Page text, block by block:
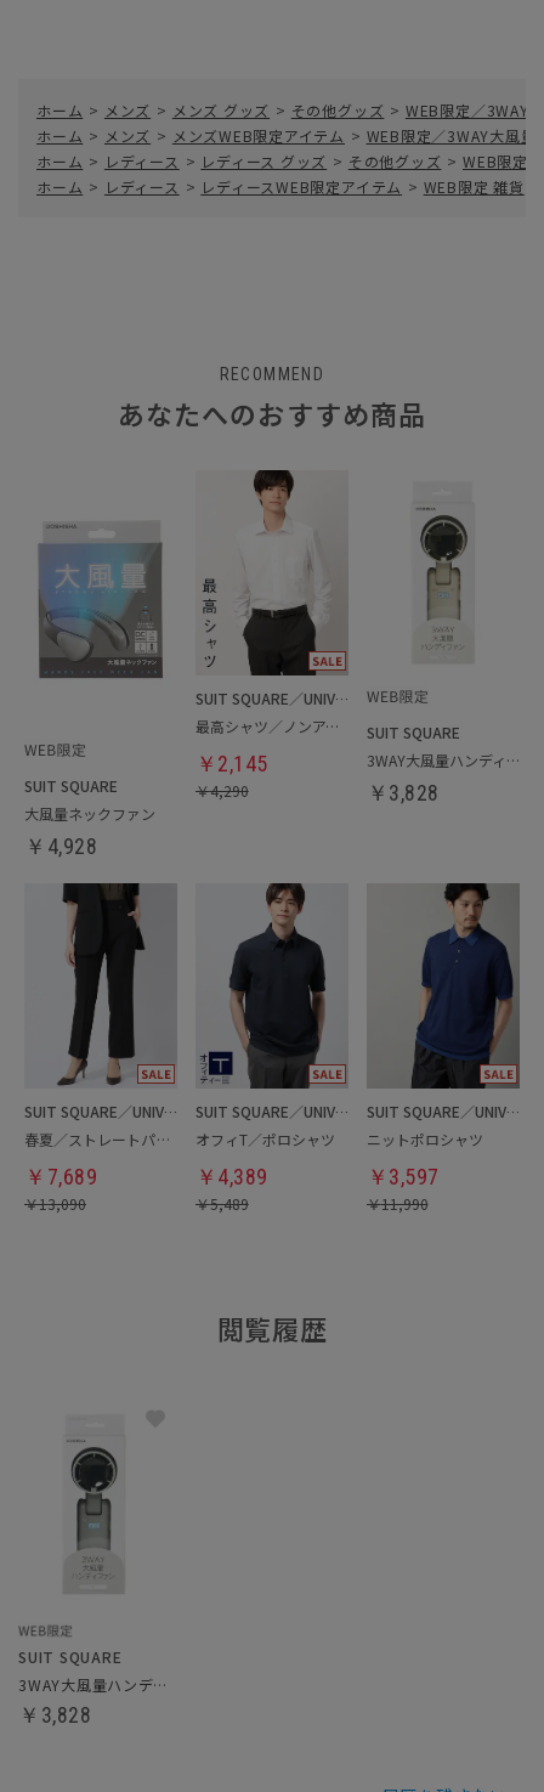
ホーム > メンズ > メンズ グッズ > その他グッズ > WEB限定／3WAY
ホーム > メンズ > メンズWEB限定アイテム > WEB限定／3WAY大風量
ホーム > レディース > レディース グッズ > その他グッズ > WEB限定
ホーム > レディース > レディースWEB限定アイテム > WEB限定 雑貨
RECOMMEND
あなたへのおすすめ商品
SUIT SQUARE
大風量ネックファン
￥ 4,928
SUIT SQUARE／UNIVERSAL LANGUAGE
最高シャツ／ノンアイロンジャージードレスシャツ
￥ 2,145
￥4,290
SUIT SQUARE
3WAY大風量ハンディファン
￥ 3,828
SUIT SQUARE／UNIVERSAL LANGUAGE／WHITE
春夏／ストレートパンツ
￥ 7,689
￥13,090
SUIT SQUARE／UNIVERSAL LANGUAGE
オフィT／ポロシャツ
￥ 4,389
￥5,489
SUIT SQUARE／UNIVERSAL LANGUAGE
ニットポロシャツ
￥ 3,597
￥11,990
閲覧履歴
SUIT SQUARE
3WAY大風量ハンディファン
￥3,828